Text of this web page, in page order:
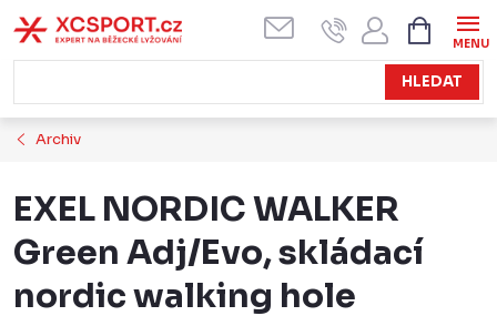
na
obsah
HLEDAT
KOŠÍK
Archiv
EXEL NORDIC WALKER
Green Adj/Evo, skládací
nordic walking hole